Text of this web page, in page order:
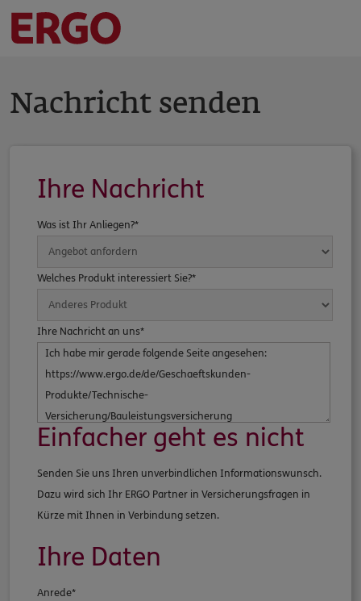
Nachricht senden
Ihre Nachricht
Was ist Ihr Anliegen?*
Welches Produkt interessiert Sie?*
Ihre Nachricht an uns*
Einfacher geht es nicht
Senden Sie uns Ihren unverbindlichen Informationswunsch.
Dazu wird sich Ihr ERGO Partner in Versicherungsfragen in
Kürze mit Ihnen in Verbindung setzen.
Ihre Daten
Anrede*